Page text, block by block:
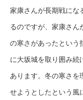
家康さんが長期戦にな
るのですが、家康さん
の寒さがあったという
に大坂城を取り囲み続
あります。冬の寒さを
せようとしたという風